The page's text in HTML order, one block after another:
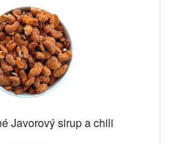
Javorový sirup a chili